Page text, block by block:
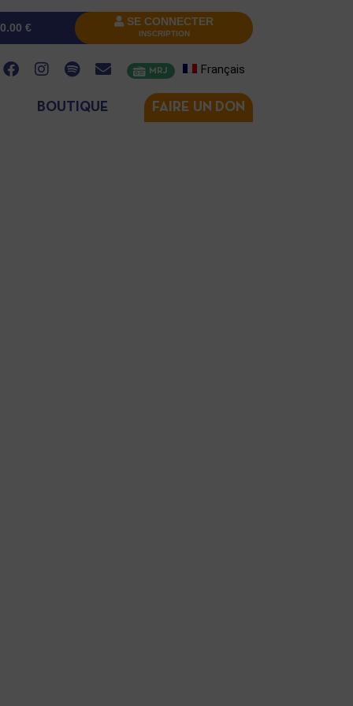
0.00 € SE CONNECTER
INSCRIPTION
MRJ Français
BOUTIQUE FAIRE UN DON